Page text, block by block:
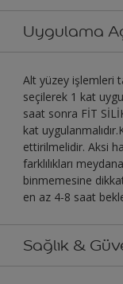
Uygulama
Alt yüzey işlemleri
seçilerek 1 kat
saat sonra FİT
kat
ettirilmelidir. Aksi
farklılıkları
binmemesine
en az 4-8 saat
Sağlık &